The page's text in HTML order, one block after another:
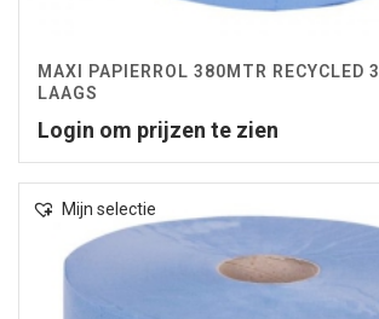
MAXI PAPIERROL 380MTR RECYCLED 3
LAAGS
Login om prijzen te zien
Mijn selectie